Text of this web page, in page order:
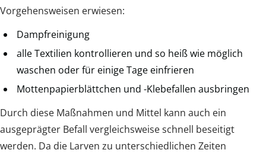
Vorgehensweisen erwiesen:
Dampfreinigung
alle Textilien kontrollieren und so heiß wie möglich
waschen oder für einige Tage einfrieren
Mottenpapierblättchen und -Klebefallen ausbringen
Durch diese Maßnahmen und Mittel kann auch ein
ausgeprägter Befall vergleichsweise schnell beseitigt
werden. Da die Larven zu unterschiedlichen Zeiten